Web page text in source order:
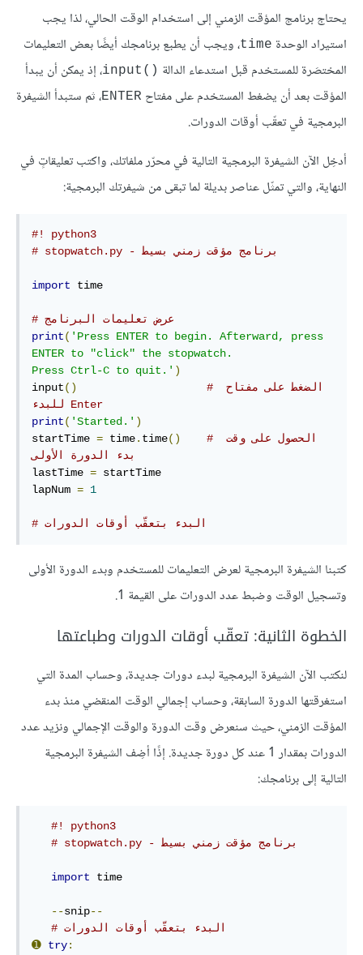
يحتاج برنامج المؤقت الزمني إلى استخدام الوقت الحالي، لذا يجب
استيراد الوحدة time، ويجب أن يطبع برنامجك أيضًا بعض التعليمات
المختصَرة للمستخدم قبل استدعاء الدالة input()‎، إذ يمكن أن يبدأ
المؤقت بعد أن يضغط المستخدم على مفتاح ENTER، ثم ستبدأ الشيفرة
البرمجية في تعقّب أوقات الدورات.
أدخِل الآن الشيفرة البرمجية التالية في محرّر ملفاتك، واكتب تعليقاتٍ في
النهاية، والتي تمثّل عناصر بديلة لما تبقى من شيفرتك البرمجية:
#! python3
# stopwatch.py - برنامج مؤقت زمني بسيط
import time
# عرض تعليمات البرنامج
print( 'Press ENTER to begin. Afterward, press
ENTER to "click" the stopwatch.
Press Ctrl-C to quit.' )
input()
# الضغط على مفتاح‫
Enter للبدء
print( 'Started.' )
startTime = time. time()
# الحصول على وقت
بدء الدورة الأولى
lastTime = startTime
lapNum = 1
# البدء بتعقّب أوقات الدورات
كتبنا الشيفرة البرمجية لعرض التعليمات للمستخدم وبدء الدورة الأولى
وتسجيل الوقت وضبط عدد الدورات على القيمة 1.
الخطوة الثانية: تعقّب أوقات الدورات وطباعتها
لنكتب الآن الشيفرة البرمجية لبدء دورات جديدة، وحساب المدة التي
استغرقتها الدورة السابقة، وحساب إجمالي الوقت المنقضي منذ بدء
المؤقت الزمني، حيث سنعرض وقت الدورة والوقت الإجمالي ونزيد عدد
الدورات بمقدار 1 عند كل دورة جديدة. إذًا أضِف الشيفرة البرمجية
التالية إلى برنامجك:
#! python3
# stopwatch.py - برنامج مؤقت زمني بسيط
import time
--snip--
# البدء بتعقّب أوقات الدورات
➊ try: